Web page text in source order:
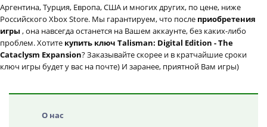
Аргентина, Турция, Европа, США и многих других, по цене, ниже
Российского Xbox Store. Мы гарантируем, что после приобретения
игры , она навсегда останется на Вашем аккаунте, без каких-либо
проблем. Хотите купить ключ Talisman: Digital Edition - The
Cataclysm Expansion? Заказывайте скорее и в кратчайшие сроки
ключ игры будет у вас на почте) И заранее, приятной Вам игры)
О нас